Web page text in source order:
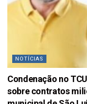
NOTÍCIAS
Condenação no
sobre contratos